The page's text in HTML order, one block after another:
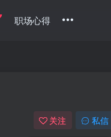
职场心得
关注 私信